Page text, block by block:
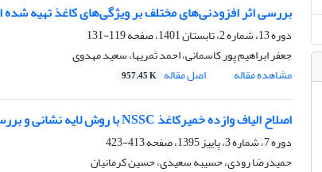
بررسی اثر افزودنی‌های مختلف بر ویژگی‌های کاغذ تهیه شده
دوره 13، شماره 2، تابستان 1401، صفحه
119-131
جعفر ابراهیم پور کاسمانی، احمد ثمریها، سعید مهدوی
مشاهده مقاله
اصل مقاله 957.45 K
اصلاح الیاف وازده خمیرکاغذ NSSC با روش لایه نشانی و بررسی تأثیر آن بر خواص کاغذ
دوره 7، شماره 3، پاییز 1395، صفحه
413-423
حمیدرضا رودی، حسیبه سعیدی، حسین کرمانیان